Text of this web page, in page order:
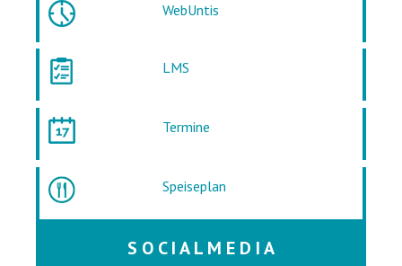
WebUntis
LMS
Termine
Speiseplan
S O C I A L M E D I A